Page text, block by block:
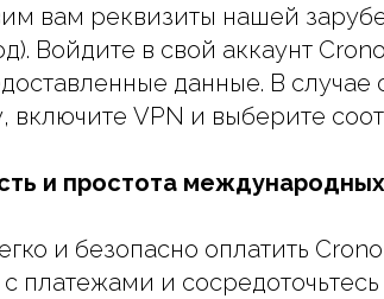
вам реквизиты нашей
Войдите в свой аккаунт
данные. В случае
включите VPN и выберите
и простота
и безопасно оплатить
платежами и